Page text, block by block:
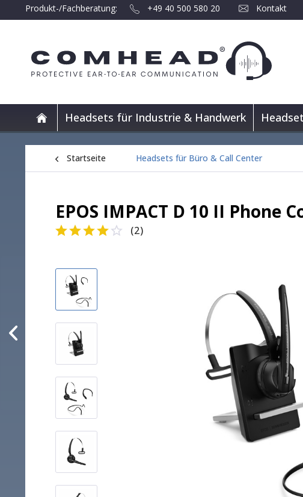
Produkt-/Fachberatung: +49 40 500 580 20 Kontakt
Headsets für Industrie & Handwerk
Startseite Headsets für Büro & Call Center
EPOS IMPACT D 10 II Phone
(2)